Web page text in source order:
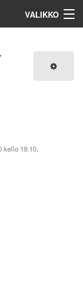
VALIKKO
kello 19.10.